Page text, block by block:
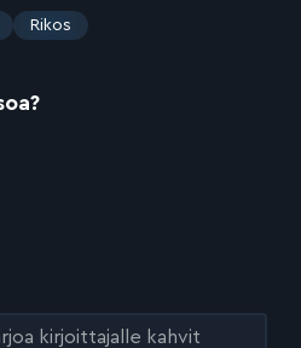
Rikos
kirjoittajalle kahvit